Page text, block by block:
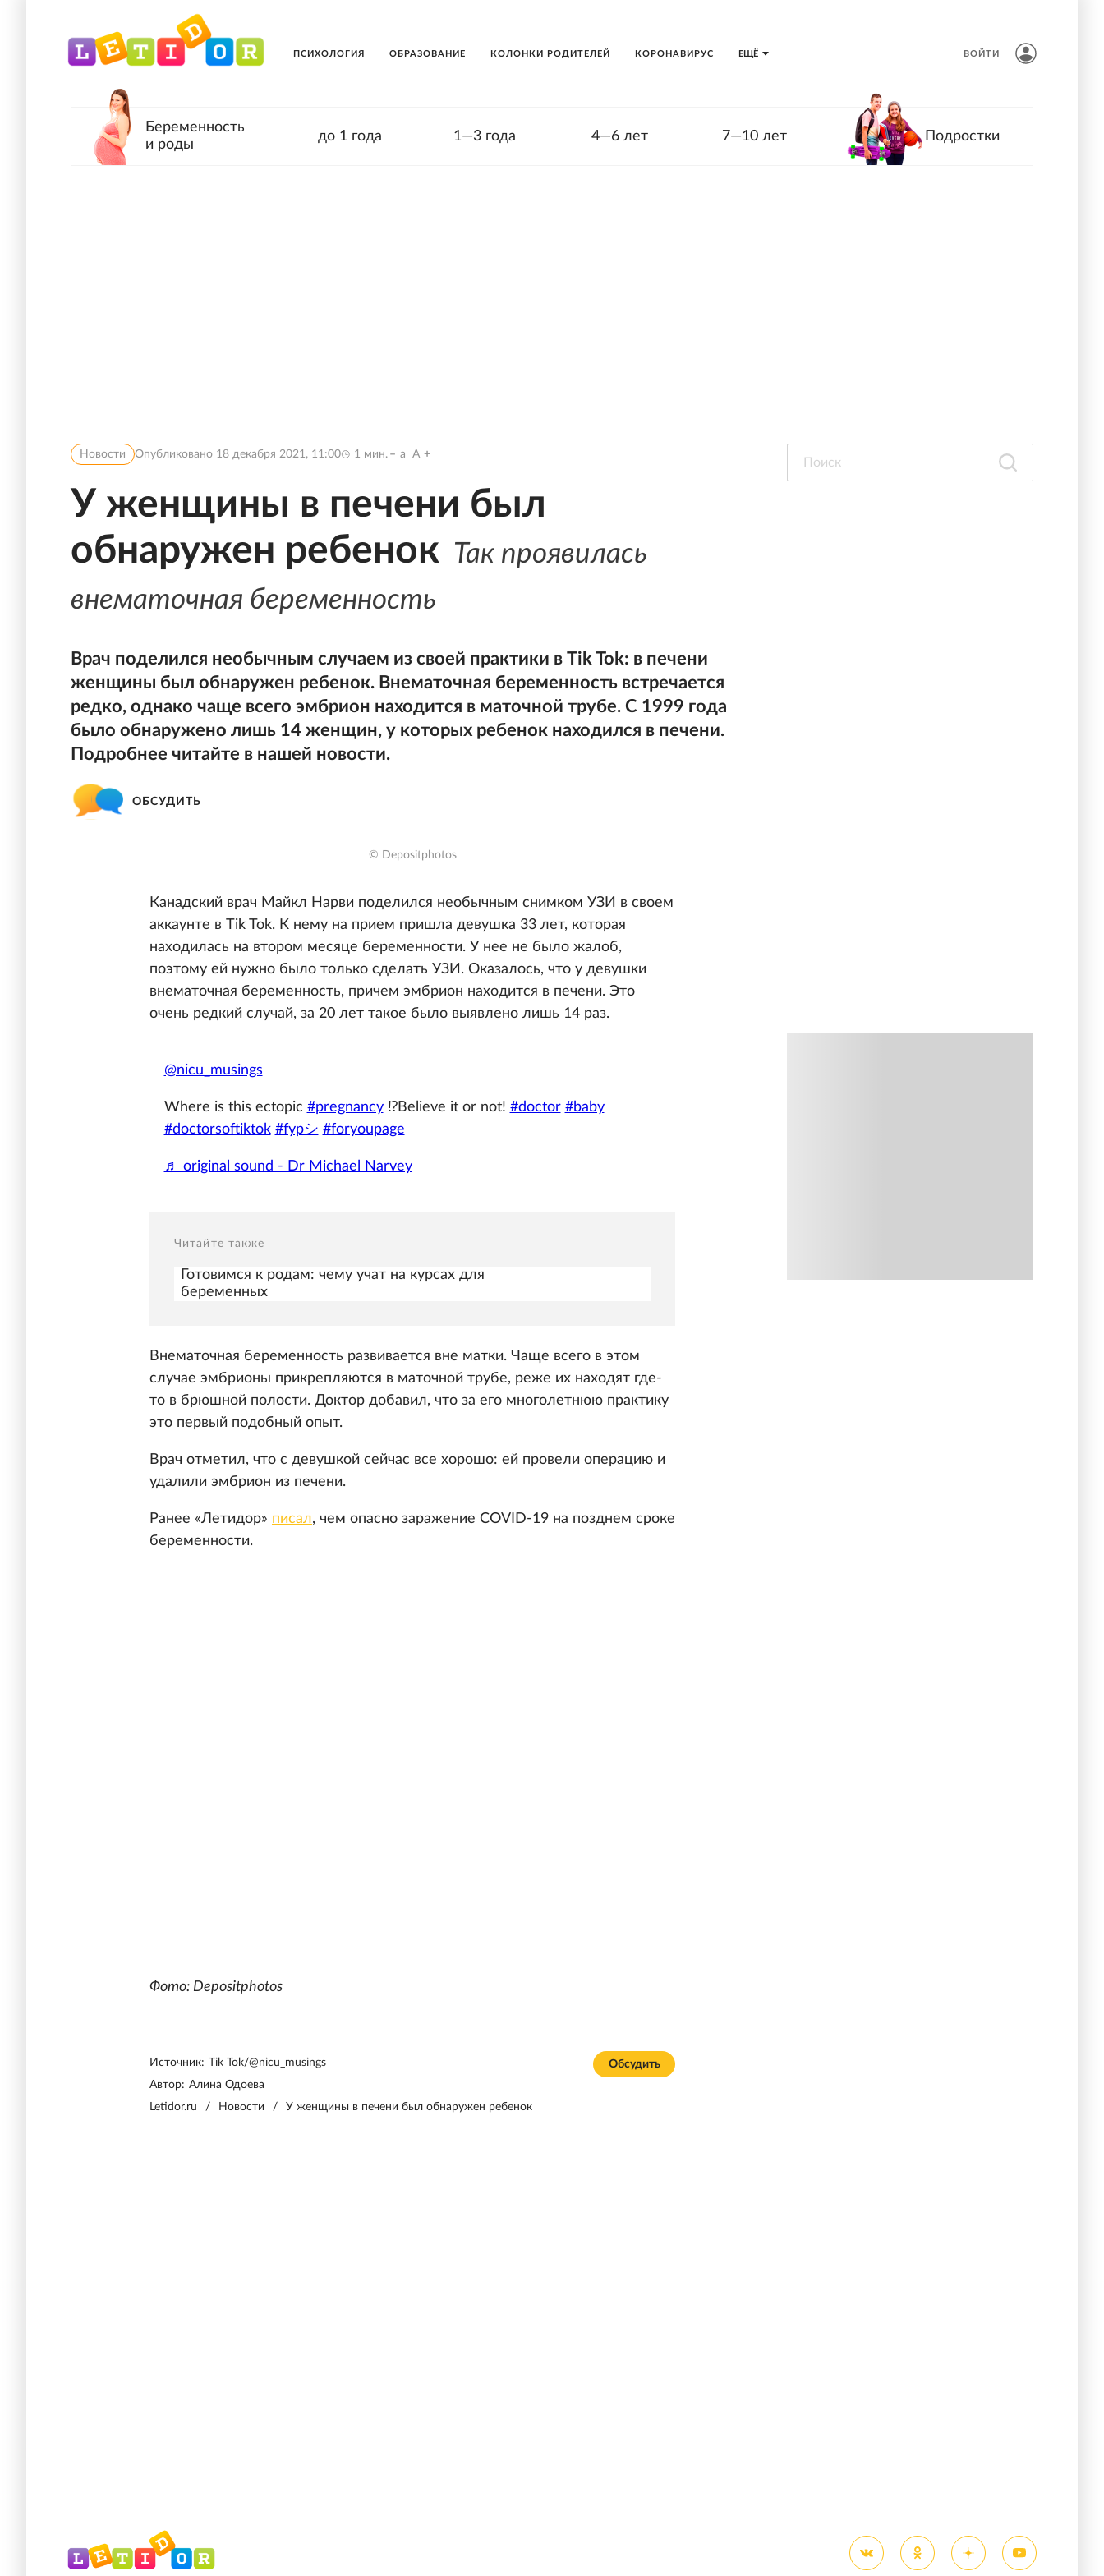
ЕЩЁ
ПСИХОЛОГИЯ ОБРАЗОВАНИЕ КОЛОНКИ РОДИТЕЛЕЙ КОРОНАВИРУС ВОЙТИ
Беременность
и роды
до 1 года 1—3 года 4—6 лет 7—10 лет Подростки
Новости Опубликовано 18 декабря 2021, 11:00 1 мин. a A
У женщины в печени был
обнаружен ребенок Так проявилась
внематочная беременность
Врач поделился необычным случаем из своей практики в Tik Tok: в печени
женщины был обнаружен ребенок. Внематочная беременность встречается
редко, однако чаще всего эмбрион находится в маточной трубе. С 1999 года
было обнаружено лишь 14 женщин, у которых ребенок находился в печени.
Подробнее читайте в нашей новости.
ОБСУДИТЬ
© Depositphotos
Канадский врач Майкл Нарви поделился необычным снимком УЗИ в своем
аккаунте в Tik Tok. К нему на прием пришла девушка 33 лет, которая
находилась на втором месяце беременности. У нее не было жалоб,
поэтому ей нужно было только сделать УЗИ. Оказалось, что у девушки
внематочная беременность, причем эмбрион находится в печени. Это
очень редкий случай, за 20 лет такое было выявлено лишь 14 раз.
@nicu_musings
Where is this ectopic #pregnancy⁉️Believe it or not! #doctor #baby
#doctorsoftiktok #fypシ #foryoupage
♬ original sound - Dr Michael Narvey
Читайте также
Готовимся к родам: чему учат на курсах для
беременных
Внематочная беременность развивается вне матки. Чаще всего в этом
случае эмбрионы прикрепляются в маточной трубе, реже их находят где-
то в брюшной полости. Доктор добавил, что за его многолетнюю практику
это первый подобный опыт.
Врач отметил, что с девушкой сейчас все хорошо: ей провели операцию и
удалили эмбрион из печени.
Ранее «Летидор» писал, чем опасно заражение COVID-19 на позднем сроке
беременности.
Фото: Depositphotos
Обсудить
Источник: Tik Tok/@nicu_musings
Автор: Алина Одоева
Letidor.ru
/ Новости / У женщины в печени был обнаружен ребенок